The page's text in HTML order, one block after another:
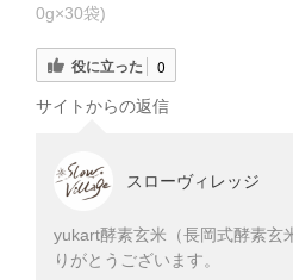
0g×30袋)
役に立った 0
サイトからの返信
スローヴィレッジ
yukart酵素玄米（長岡式酵素玄
りがとうございます。